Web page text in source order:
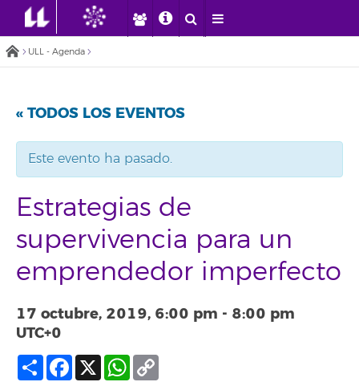
ULL - Agenda
« TODOS LOS EVENTOS
Este evento ha pasado.
Estrategias de
supervivencia para un
emprendedor imperfecto
17 octubre, 2019, 6:00 pm - 8:00 pm
UTC+0
Compartir
Facebook
X WhatsApp